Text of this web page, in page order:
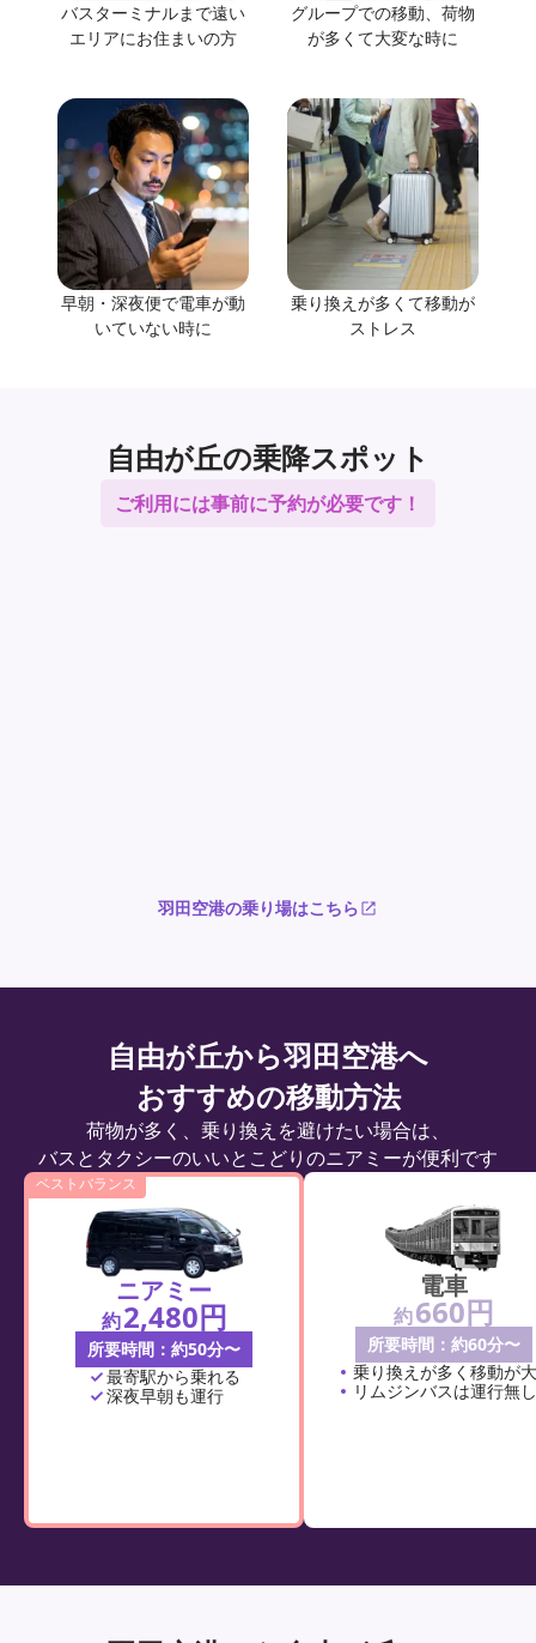
バスターミナルまで遠い
エリアにお住まいの方
グループでの移動、荷物
が多くて大変な時に
早朝・深夜便で電車が動
いていない時に
乗り換えが多くて移動が
ストレス
自由が丘の乗降スポット
ご利用には事前に予約が必要です！
羽田空港の乗り場はこちら
自由が丘から羽田空港へ
おすすめの移動方法
荷物が多く、乗り換えを避けたい場合は、
バスとタクシーのいいとこどりのニアミーが便利です
ベストバランス
ニアミー
約2,480円
所要時間：約50分〜
最寄駅から乗れる
深夜早朝も運行
電車
約660円
所要時間：約60分〜
乗り換えが多く移動が
リムジンバスは運行無し